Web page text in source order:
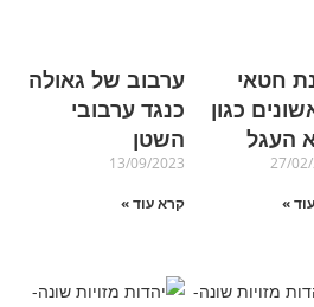
חטאי
כגון
העגל
27/
»
ערבוב של גאולה
כנגד ערבובי
השטן
13/09/2023
קרא עוד »